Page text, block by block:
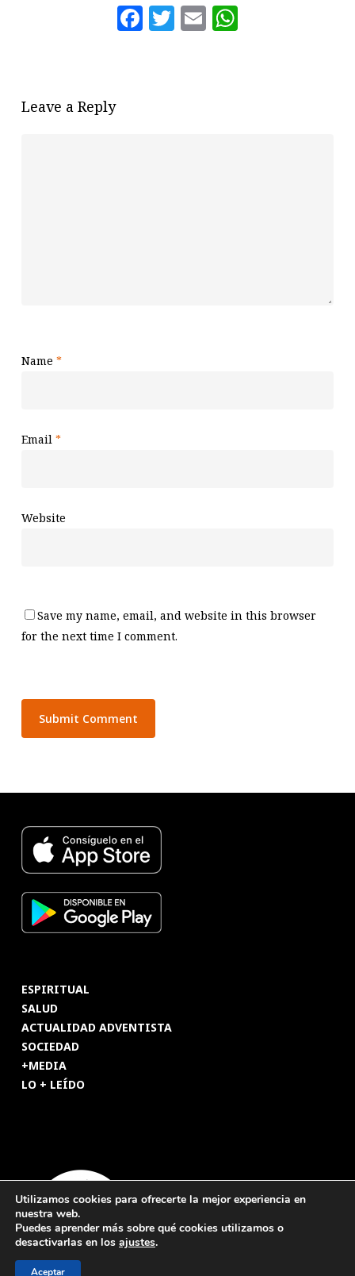
Facebook
Twitter
Email
Leave a Reply
Name *
Email *
Website
Save my name, email, and website in this browser
for the next time I comment.
ESPIRITUAL
SALUD
ACTUALIDAD ADVENTISTA
SOCIEDAD
+MEDIA
LO + LEÍDO
Utilizamos cookies para ofrecerte la mejor experiencia en
nuestra web.
Puedes aprender más sobre qué cookies utilizamos o
desactivarlas en los ajustes.
Aceptar